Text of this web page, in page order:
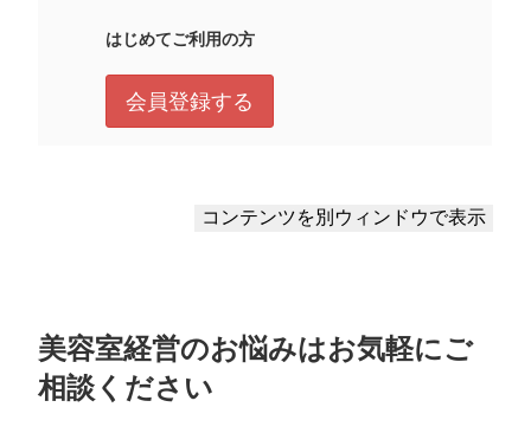
美容室経営のお悩みはお気軽にご
相談ください